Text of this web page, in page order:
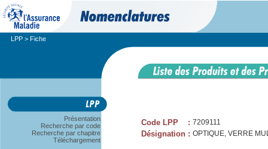
LPP > Fiche
Présentation
Recherche par code
Recherche par chapitre
Téléchargement
Code LPP : 7209111
Désignation : OPTIQUE, VERRE